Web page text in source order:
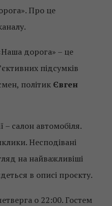
Про це
дорога» – це
підсумків
політик Євген
– салон автомобіля.
Несподівані
на найважливіші
в описі проєкту.
о 22:00. Гостем